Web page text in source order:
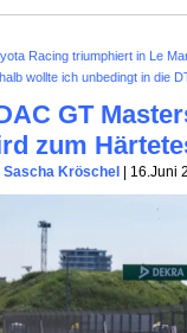
Racing triumphiert in Le
wollte ich unbedingt in die
GT
zum
Sascha Kröschel | 16.Juni